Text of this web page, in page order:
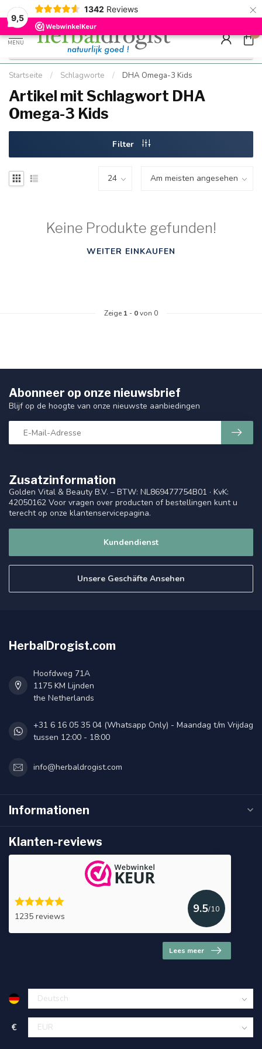
9,5
1342 Reviews ×
Kostenloser DE-Versand ab Mindestbestellwert |
Schnell geliefert
Minimum
Hızlı
MENU
0
Startseite / Schlagworte / DHA Omega-3 Kids
Artikel mit Schlagwort DHA
Omega-3 Kids
Filter
Keine Produkte gefunden!
WEITER EINKAUFEN
Zeige 1 - 0von 0
Zusatzinformation
Golden Vital & Beauty B.V. – BTW: NL869477754B01 · KvK:
42050162 Voor vragen over producten of bestellingen kunt u
terecht op onze klantenservicepagina.
Kundendienst
Unsere Geschäfte Ansehen
Abonneer op onze nieuwsbrief
Blijf op de hoogte van onze nieuwste aanbiedingen
HerbalDrogist.com
Hoofdweg 71A
1175 KM Lijnden
the Netherlands
+31 6 16 05 35 04 (Whatsapp Only) - Maandag t/m Vrijdag
tussen 12:00 - 18:00
info@herbaldrogist.com
Informationen
Klanten-reviews
1235 reviews
9.5/10
Lees meer
€